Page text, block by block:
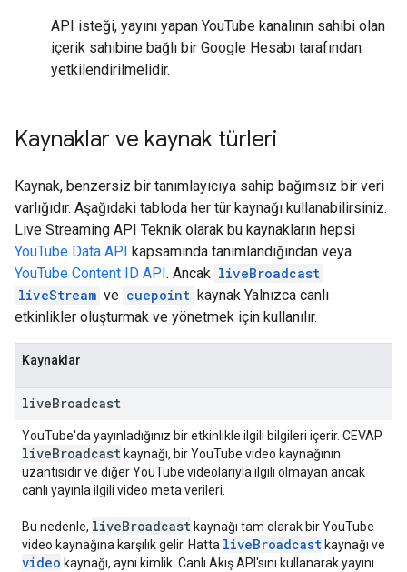
API isteği, yayını yapan YouTube kanalının sahibi olan
içerik sahibine bağlı bir Google Hesabı tarafından
yetkilendirilmelidir.
Kaynaklar ve kaynak türleri
Kaynak, benzersiz bir tanımlayıcıya sahip bağımsız bir veri
varlığıdır. Aşağıdaki tabloda her tür kaynağı kullanabilirsiniz.
Live Streaming API Teknik olarak bu kaynakların hepsi
YouTube Data API kapsamında tanımlandığından veya
YouTube Content ID API. Ancak liveBroadcast
liveStream ve cuepoint kaynak Yalnızca canlı
etkinlikler oluşturmak ve yönetmek için kullanılır.
Kaynaklar
liveBroadcast
YouTube'da yayınladığınız bir etkinlikle ilgili bilgileri içerir. CEVAP
liveBroadcast kaynağı, bir YouTube video kaynağının
uzantısıdır ve diğer YouTube videolarıyla ilgili olmayan ancak
canlı yayınla ilgili video meta verileri.
Bu nedenle, liveBroadcast kaynağı tam olarak bir YouTube
video kaynağına karşılık gelir. Hatta liveBroadcast kaynağı ve
video kaynağı, aynı kimlik. Canlı Akış API'sını kullanarak yayını